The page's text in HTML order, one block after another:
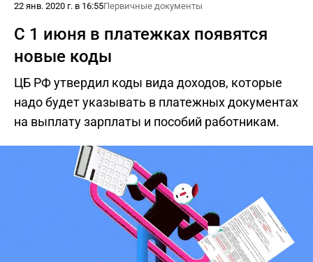
22 янв. 2020 г. в 16:55Первичные документы
С 1 июня в платежках появятся
новые коды
ЦБ РФ утвердил коды вида доходов, которые
надо будет указывать в платежных документах
на выплату зарплаты и пособий работникам.